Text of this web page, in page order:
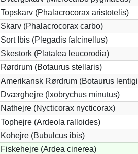
Topskarv (Phalacrocorax aristotelis)
Skarv (Phalacrocorax carbo)
Sort Ibis (Plegadis falcinellus)
Skestork (Platalea leucorodia)
Rørdrum (Botaurus stellaris)
Amerikansk Rørdrum (Botaurus
Dværghejre (Ixobrychus minutus)
Nathejre (Nycticorax nycticorax)
Tophejre (Ardeola ralloides)
Kohejre (Bubulcus ibis)
Fiskehejre (Ardea cinerea)